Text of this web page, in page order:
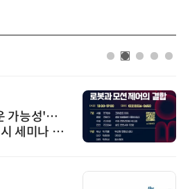
가능성'…
세미나 페